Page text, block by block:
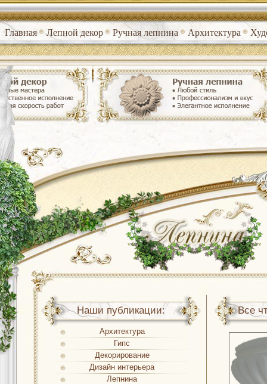
Главная Лепной декор Ручная лепнина Архитектура
Все
Наши публикации:
Архитектура
Гипс
Декорирование
Дизайн интерьера
Лепнина